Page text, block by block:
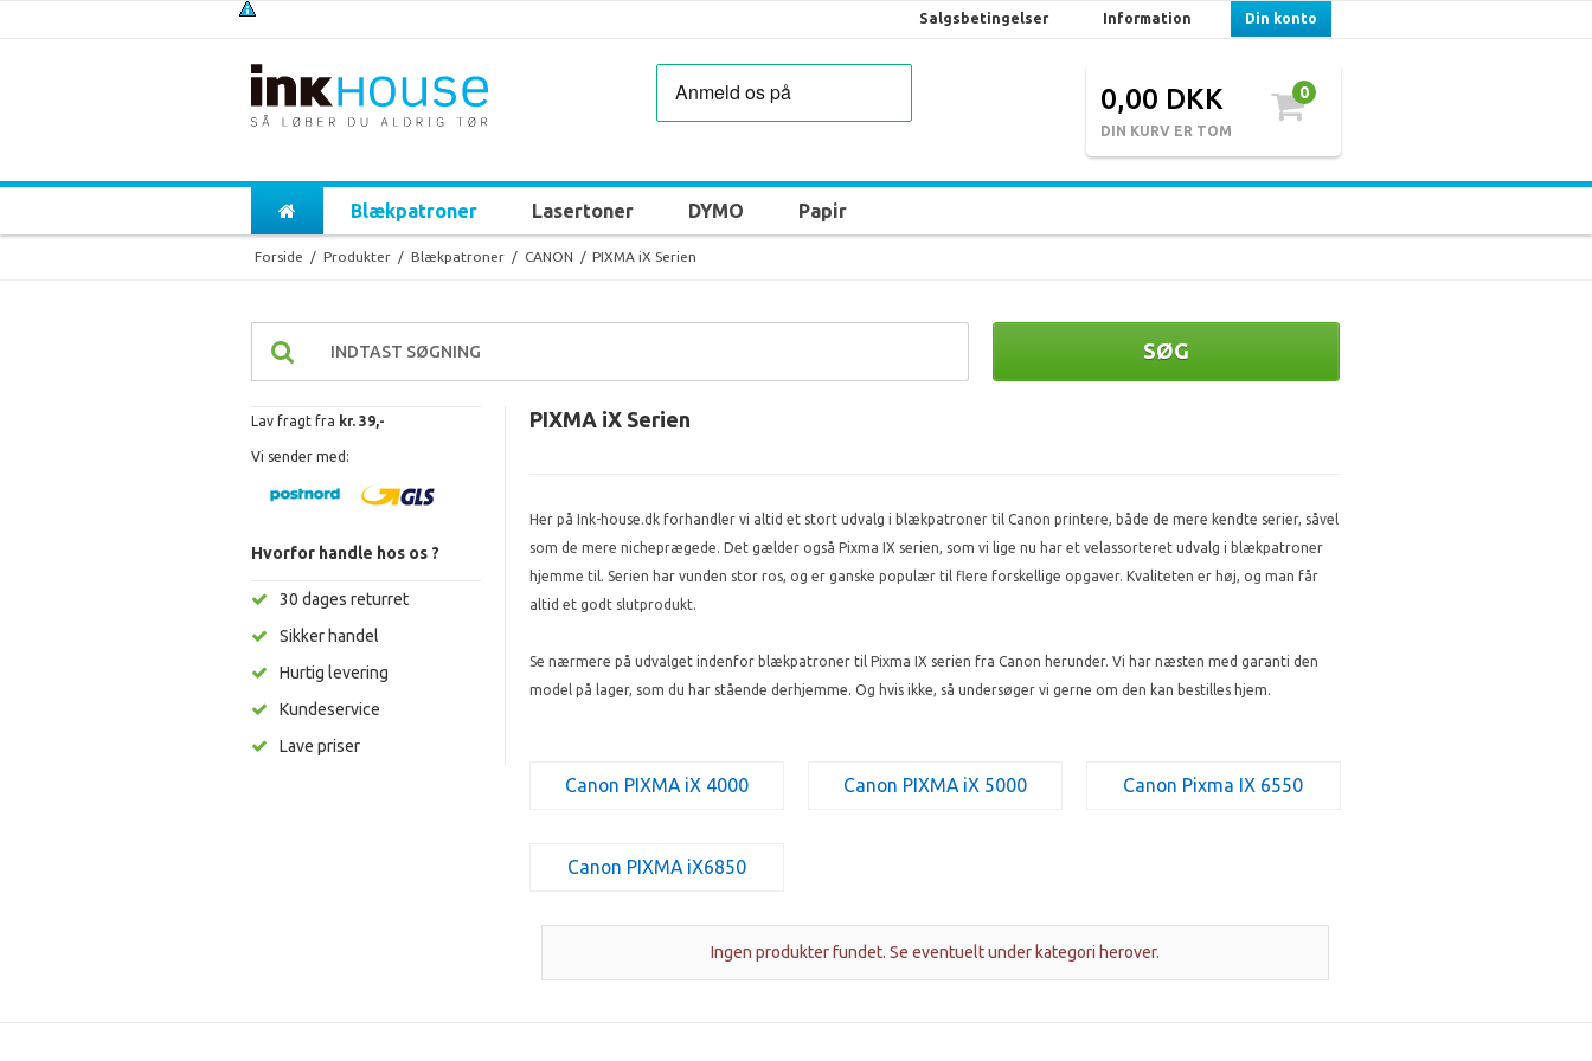
Salgsbetingelser Information Din konto
0,00 DKK
DIN KURV ER TOM
0
Blækpatroner Lasertoner DYMO Papir
Forside / Produkter / Blækpatroner / CANON / PIXMA iX Serien
SØG
PIXMA iX Serien
Her på Ink-house.dk forhandler vi altid et stort udvalg i blækpatroner til Canon printere, både de mere kendte serier, såvel
som de mere nicheprægede. Det gælder også Pixma IX serien, som vi lige nu har et velassorteret udvalg i blækpatroner
hjemme til. Serien har vunden stor ros, og er ganske populær til flere forskellige opgaver. Kvaliteten er høj, og man får
altid et godt slutprodukt.
Se nærmere på udvalget indenfor blækpatroner til Pixma IX serien fra Canon herunder. Vi har næsten med garanti den
model på lager, som du har stående derhjemme. Og hvis ikke, så undersøger vi gerne om den kan bestilles hjem.
Canon PIXMA iX 4000 Canon PIXMA iX 5000 Canon Pixma IX 6550
Canon PIXMA iX6850
Ingen produkter fundet. Se eventuelt under kategori herover.
Lav fragt fra kr. 39,-
Vi sender med:
Hvorfor handle hos os ?
30 dages returret
Sikker handel
Hurtig levering
Kundeservice
Lave priser